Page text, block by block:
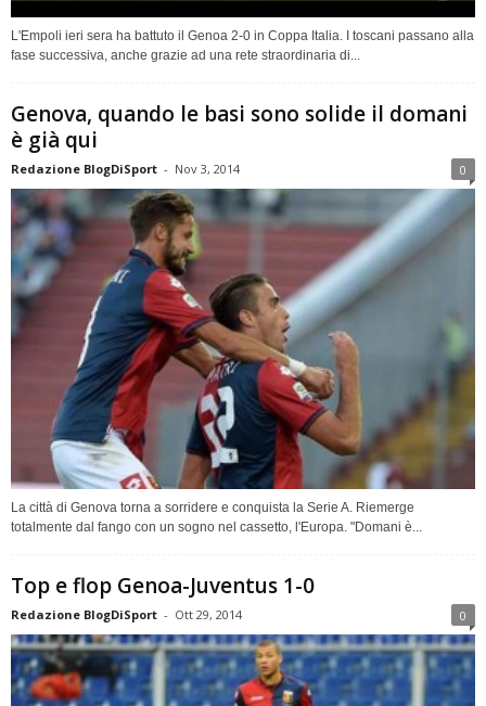
L'Empoli ieri sera ha battuto il Genoa 2-0 in Coppa Italia. I toscani passano alla
fase successiva, anche grazie ad una rete straordinaria di...
Genova, quando le basi sono solide il domani
è già qui
Redazione BlogDiSport - Nov 3, 2014 0
La città di Genova torna a sorridere e conquista la Serie A. Riemerge
totalmente dal fango con un sogno nel cassetto, l'Europa. "Domani è...
Top e flop Genoa-Juventus 1-0
Redazione BlogDiSport - Ott 29, 2014 0